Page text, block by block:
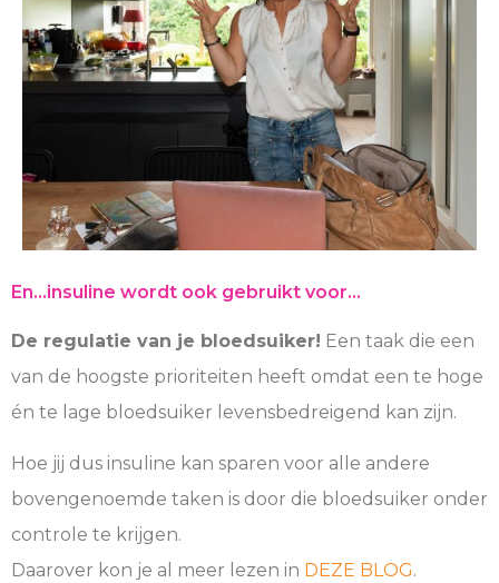
En...insuline wordt ook gebruikt voor...
De regulatie van je bloedsuiker! Een taak die een
van de hoogste prioriteiten heeft omdat een te hoge
én te lage bloedsuiker levensbedreigend kan zijn.
Hoe jij dus insuline kan sparen voor alle andere
bovengenoemde taken is door die bloedsuiker onder
controle te krijgen.
Daarover kon je al meer lezen in DEZE BLOG.